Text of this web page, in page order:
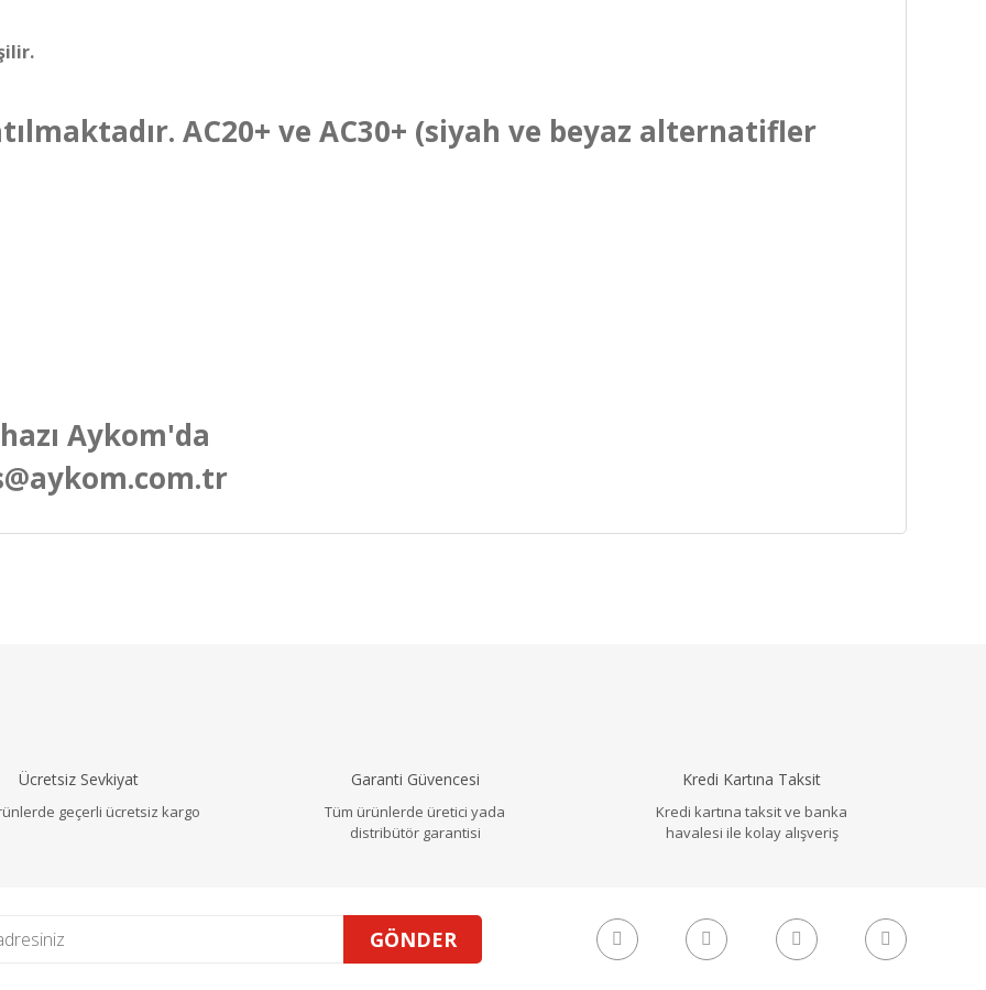
AC20+ ve AC30+ (siyah ve beyaz alternatifler
Aykom'da
Ücretsiz Sevkiyat
geçerli ücretsiz kargo
Garanti Güvencesi
Tüm ürünlerde üretici yada
distribütör garantisi
Kredi Kartına Taksit
Kredi kartına taksit ve banka
havalesi ile kolay alışveriş
GÖNDER